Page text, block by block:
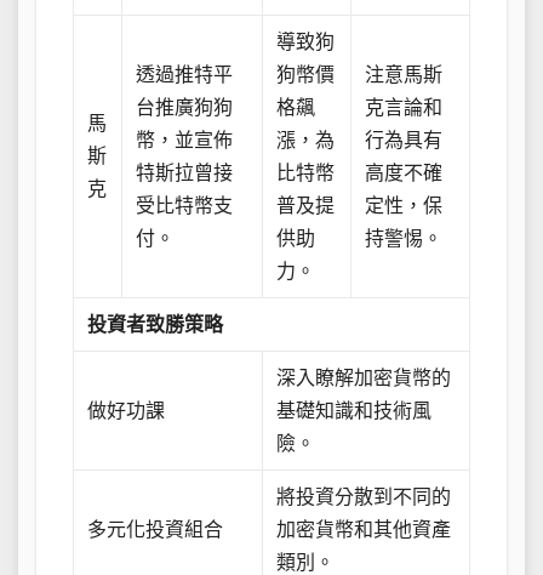
馬
斯
克
透過推特平
台推廣狗狗
幣，並宣佈
特斯拉曾接
受比特幣支
付。
導致狗
狗幣價
格飆
漲，為
比特幣
普及提
供助
力。
注意馬斯
克言論和
行為具有
高度不確
定性，保
持警惕。
投資者致勝策略
做好功課
深入瞭解加密貨幣的
基礎知識和技術風
險。
多元化投資組合
將投資分散到不同的
加密貨幣和其他資產
類別。